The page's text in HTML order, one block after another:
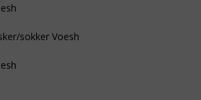
sokker Voesh